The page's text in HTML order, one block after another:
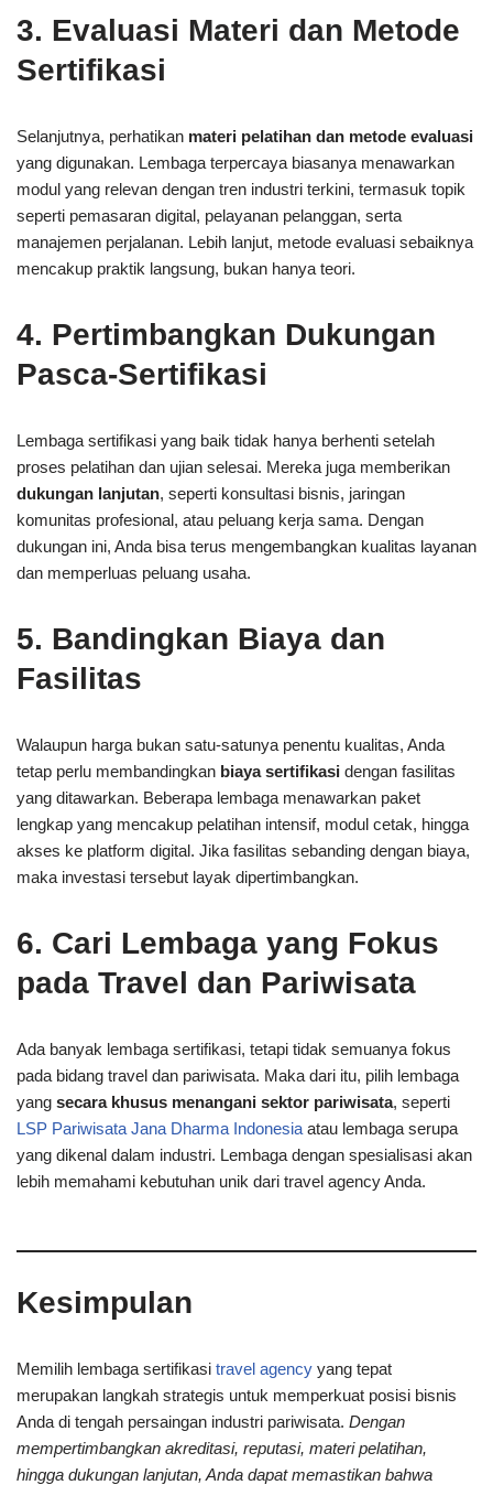
3. Evaluasi Materi dan Metode
Sertifikasi
Selanjutnya, perhatikan materi pelatihan dan metode evaluasi
yang digunakan. Lembaga terpercaya biasanya menawarkan
modul yang relevan dengan tren industri terkini, termasuk topik
seperti pemasaran digital, pelayanan pelanggan, serta
manajemen perjalanan. Lebih lanjut, metode evaluasi sebaiknya
mencakup praktik langsung, bukan hanya teori.
4. Pertimbangkan Dukungan
Pasca-Sertifikasi
Lembaga sertifikasi yang baik tidak hanya berhenti setelah
proses pelatihan dan ujian selesai. Mereka juga memberikan
dukungan lanjutan, seperti konsultasi bisnis, jaringan
komunitas profesional, atau peluang kerja sama. Dengan
dukungan ini, Anda bisa terus mengembangkan kualitas layanan
dan memperluas peluang usaha.
5. Bandingkan Biaya dan
Fasilitas
Walaupun harga bukan satu-satunya penentu kualitas, Anda
tetap perlu membandingkan biaya sertifikasi dengan fasilitas
yang ditawarkan. Beberapa lembaga menawarkan paket
lengkap yang mencakup pelatihan intensif, modul cetak, hingga
akses ke platform digital. Jika fasilitas sebanding dengan biaya,
maka investasi tersebut layak dipertimbangkan.
6. Cari Lembaga yang Fokus
pada Travel dan Pariwisata
Ada banyak lembaga sertifikasi, tetapi tidak semuanya fokus
pada bidang travel dan pariwisata. Maka dari itu, pilih lembaga
yang secara khusus menangani sektor pariwisata, seperti
LSP Pariwisata Jana Dharma Indonesia atau lembaga serupa
yang dikenal dalam industri. Lembaga dengan spesialisasi akan
lebih memahami kebutuhan unik dari travel agency Anda.
Kesimpulan
Memilih lembaga sertifikasi travel agency yang tepat
merupakan langkah strategis untuk memperkuat posisi bisnis
Anda di tengah persaingan industri pariwisata. Dengan
mempertimbangkan akreditasi, reputasi, materi pelatihan,
hingga dukungan lanjutan, Anda dapat memastikan bahwa